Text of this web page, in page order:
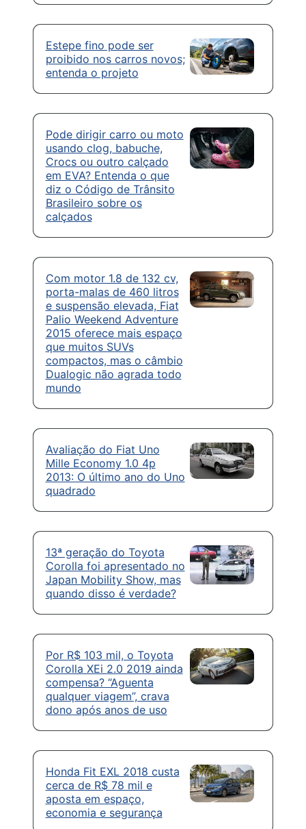
Estepe fino pode ser
proibido nos carros novos;
entenda o projeto
Pode dirigir carro ou moto
usando clog, babuche,
Crocs ou outro calçado
em EVA? Entenda o que
diz o Código de Trânsito
Brasileiro sobre os
calçados
Com motor 1.8 de 132 cv,
porta-malas de 460 litros
e suspensão elevada, Fiat
Palio Weekend Adventure
2015 oferece mais espaço
que muitos SUVs
compactos, mas o câmbio
Dualogic não agrada todo
mundo
Avaliação do Fiat Uno
Mille Economy 1.0 4p
2013: O último ano do Uno
quadrado
13ª geração do Toyota
Corolla foi apresentado no
Japan Mobility Show, mas
quando disso é verdade?
Por R$ 103 mil, o Toyota
Corolla XEi 2.0 2019 ainda
compensa? “Aguenta
qualquer viagem”, crava
dono após anos de uso
Honda Fit EXL 2018 custa
cerca de R$ 78 mil e
aposta em espaço,
economia e segurança